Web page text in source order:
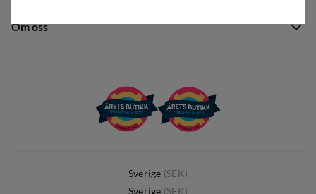
Dataskyddspolicy
Om oss
Sverige (SEK)
Sverige (SEK)